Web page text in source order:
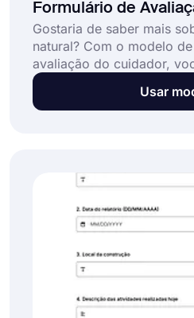
Formulário de
Gostaria de saber mais
natural? Com o modelo
avaliação do cuidador,
cuidador se ele está
por quanto tempoUsar